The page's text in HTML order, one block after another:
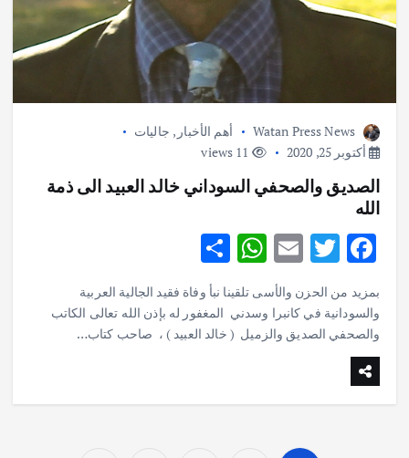
Watan Press News أهم الأخبار , جاليات
أكتوبر 25, 2020
الصديق والصحفي السوداني خالد العبيد الى ذمة
الله
F
ac
e
b
o
T
it
te
E
ai
l
W
h
at
s
p
S
h
ar
e
بمزيد من الحزن والأسى تلقينا نبأ وفاة فقيد الجالية العربية
والسودانية في كانبرا وسدني المغفور له بإذن الله تعالى الكاتب
والصحفي الصديق والزميل ( خالد العبيد ) ، صاحب كتاب…
أهم الأخبار ثقافة وفنون
اختتام ورشة السينوغرافيا في مدينة كلباء الاماراتية
أغسطس 3, 2026
أهم الأخبار
قصة نجاح العراقي عمر الشمري الذي
اصبح بطلاً لأستراليا بلعبة كمال الاجسام
يوليو 30, 2026
هوي آن… مدينة الفوانيس وسحر التاريخ